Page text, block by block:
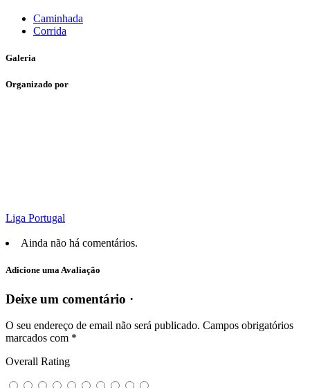
Caminhada
Corrida
Galeria
Organizado por
Liga Portugal
Ainda não há comentários.
Adicione uma Avaliação
Deixe um comentário ·
O seu endereço de email não será publicado. Campos obrigatórios
marcados com *
Overall Rating